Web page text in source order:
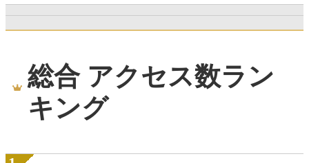
総合 アクセス数ラン
キング